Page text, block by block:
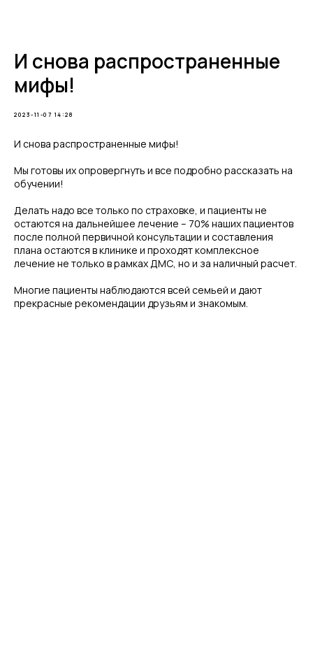
И снова распространенные
мифы!
2023-11-07 14:28
И снова распространенные мифы!
Мы готовы их опровергнуть и все подробно рассказать на
обучении!
Делать надо все только по страховке, и пациенты не
остаются на дальнейшее лечение – 70% наших пациентов
после полной первичной консультации и составления
плана остаются в клинике и проходят комплексное
лечение не только в рамках ДМС, но и за наличный расчет.
Многие пациенты наблюдаются всей семьей и дают
прекрасные рекомендации друзьям и знакомым.